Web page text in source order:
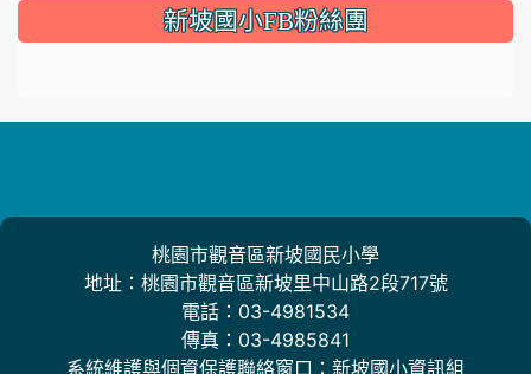
::: 新坡國小FB粉絲團
桃園市觀音區新坡國民小學
地址：桃園市觀音區新坡里中山路2段717號
電話：03-4981534
傳真：03-4985841
系統維護與個資保護聯絡窗口：新坡國小資訊組